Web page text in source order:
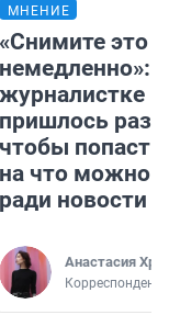
МНЕНИЕ
«Снимите это
немедленно»:
журналистке
пришлось
чтобы попасть
на что можно
ради новости
Анастасия
Корреспондент